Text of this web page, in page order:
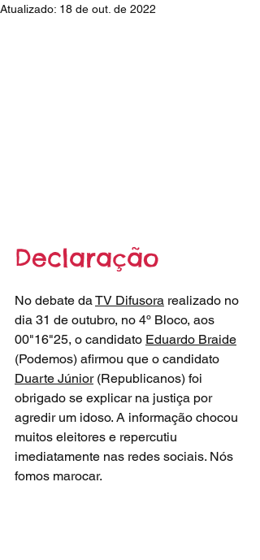
Atualizado: 18 de out. de 2022
Declaração
No debate da TV Difusora realizado no
dia 31 de outubro, no 4º Bloco, aos
00"16"25, o candidato Eduardo Braide
(Podemos) afirmou que o candidato
Duarte Júnior (Republicanos) foi
obrigado se explicar na justiça por
agredir um idoso. A informação chocou
muitos eleitores e repercutiu
imediatamente nas redes sociais. Nós
fomos marocar.